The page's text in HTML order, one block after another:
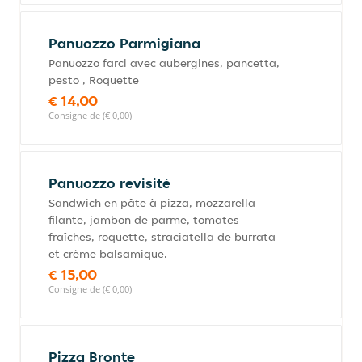
Panuozzo Parmigiana
Panuozzo farci avec aubergines, pancetta,
pesto , Roquette
€ 14,00
Consigne de (€ 0,00)
Panuozzo revisité
Sandwich en pâte à pizza, mozzarella
filante, jambon de parme, tomates
fraîches, roquette, straciatella de burrata
et crème balsamique.
€ 15,00
Consigne de (€ 0,00)
Pizza Bronte